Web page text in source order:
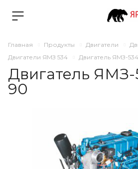
Главная Продукты Двигатели
Двигатели ЯМЗ 534
Двигатель ЯМЗ-
Двигатель ЯМЗ-
90